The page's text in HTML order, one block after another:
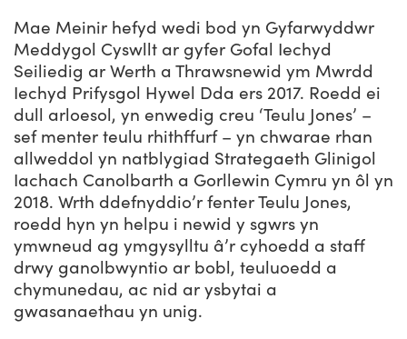
Mae Meinir hefyd wedi bod yn Gyfarwyddwr
Meddygol Cyswllt ar gyfer Gofal Iechyd
Seiliedig ar Werth a Thrawsnewid ym Mwrdd
Iechyd Prifysgol Hywel Dda ers 2017. Roedd ei
dull arloesol, yn enwedig creu ‘Teulu Jones’ –
sef menter teulu rhithffurf – yn chwarae rhan
allweddol yn natblygiad Strategaeth Glinigol
Iachach Canolbarth a Gorllewin Cymru yn ôl yn
2018. Wrth ddefnyddio’r fenter Teulu Jones,
roedd hyn yn helpu i newid y sgwrs yn
ymwneud ag ymgysylltu â’r cyhoedd a staff
drwy ganolbwyntio ar bobl, teuluoedd a
chymunedau, ac nid ar ysbytai a
gwasanaethau yn unig.